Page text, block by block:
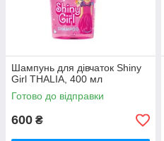
Шампунь для дівчаток Shiny
Girl THALIA, 400 мл
Готово до відправки
600 ₴